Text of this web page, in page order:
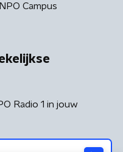
NPO Campus
Radio 1 in jouw